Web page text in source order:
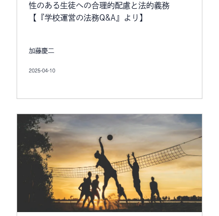
性のある生徒への合理的配慮と法的義務
【『学校運営の法務Q&A』より】
加藤慶二
2025-04-10